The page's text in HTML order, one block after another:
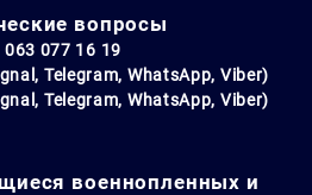
вопросы
063 077 16 19
Telegram, WhatsApp, Viber)
Telegram, WhatsApp, Viber)
военнопленных и